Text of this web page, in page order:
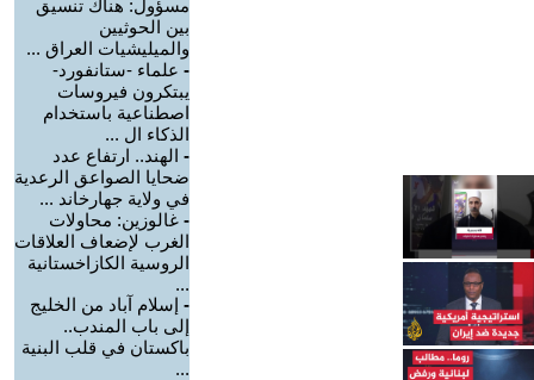
مسؤول: هناك تنسيق
بين الحوثيين
والميليشيات العراق ...
- علماء -ستانفورد-
يبتكرون فيروسات
اصطناعية باستخدام
الذكاء ال ...
- الهند.. ارتفاع عدد
ضحايا الصواعق الرعدية
في ولاية جهارخاند ...
- غالوزين: محاولات
الغرب لإضعاف العلاقات
الروسية الكازاخستانية
...
- إسلام آباد من الخليج
إلى باب المندب..
باكستان في قلب البنية
...